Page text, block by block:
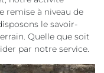
remise à niveau de
le savoir-
Quelle que soit
par notre service.